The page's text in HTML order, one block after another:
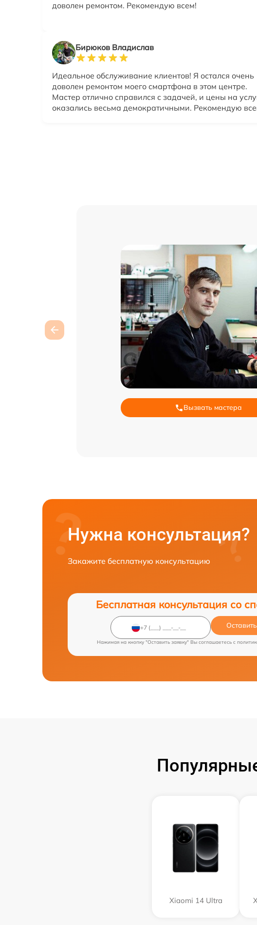
доволен ремонтом. Рекомендую всем!
Бирюков Владислав
Идеальное обслуживание клиентов! Я остался очень
доволен ремонтом моего смартфона в этом центре.
Мастер отлично справился с задачей, и цены на
оказались весьма демократичными. Рекомендую
Вызвать мастера
Нужна консультация?
Закажите бесплатную консультацию
Бесплатная консультация со
Нажимая на кнопку "Оставить заявку" Вы соглашаетесь c
Xiaomi 14 Ultra